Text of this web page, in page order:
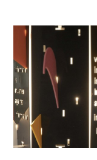
经就形成了一个
化。像水钻这种
话，如果不把它
尘埃里，永远都
分散固定在画布
是这次展出的作
（2022）。
素材拼贴而成的
象“雨水”，《水
四展厅，观众需
墙完全被A4尺寸
业广告拍摄中常
身处隔音审讯室
按照艺术家设定
具有实用性的材
分为二。墙的正